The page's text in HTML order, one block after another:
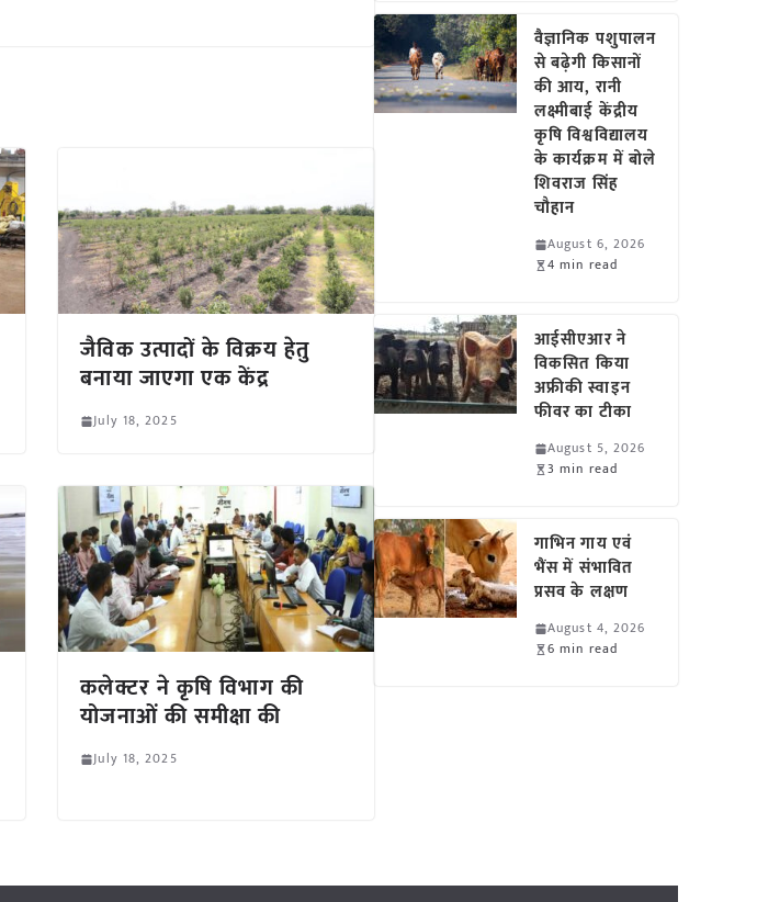
जैविक उत्पादों के विक्रय हेतु
बनाया जाएगा एक केंद्र
July 18, 2025
कलेक्टर ने कृषि विभाग की
योजनाओं की समीक्षा की
July 18, 2025
वैज्ञानिक पशुपालन
से बढ़ेगी किसानों
की आय, रानी
लक्ष्मीबाई केंद्रीय
कृषि विश्वविद्यालय
के कार्यक्रम में बोले
शिवराज सिंह
चौहान
August 6, 2026
4 min read
आईसीएआर ने
विकसित किया
अफ्रीकी स्वाइन
फीवर का टीका
August 5, 2026
3 min read
गाभिन गाय एवं
भैंस में संभावित
प्रसव के लक्षण
August 4, 2026
6 min read